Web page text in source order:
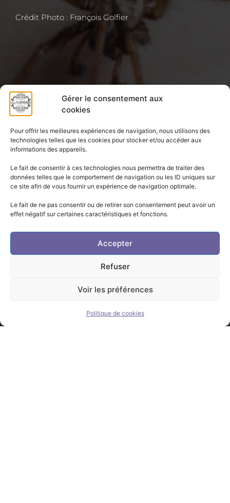
Gérer le consentement aux
cookies
Pour offrir les meilleures expériences de navigation, nous utilisons des
technologies telles que les cookies pour stocker et/ou accéder aux
informations des appareils.
Le fait de consentir à ces technologies nous permettra de traiter des
données telles que le comportement de navigation ou les ID uniques sur
ce site afin de vous fournir un expérience de navigation optimale.
Le fait de ne pas consentir ou de retirer son consentement peut avoir un
effet négatif sur certaines caractéristiques et fonctions.
Accepter
Refuser
Voir les préférences
Politique de cookies
Crédit Photo : François Golfier